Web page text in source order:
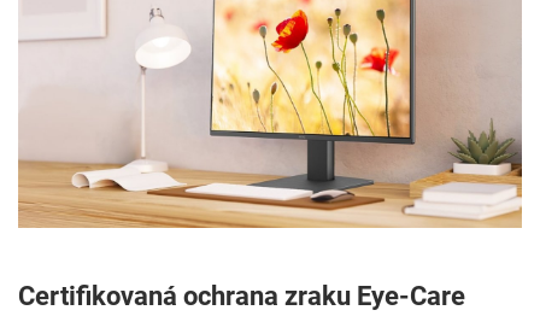
Certifikovaná ochrana zraku Eye-Care